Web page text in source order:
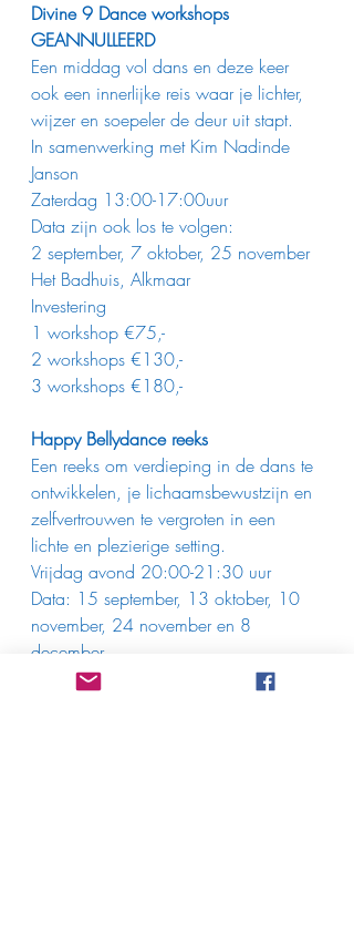
Divine 9 Dance workshops
GEANNULLEERD
Een middag vol dans en deze keer
ook een innerlijke reis waar je lichter,
wijzer en soepeler de deur uit stapt.
In samenwerking met Kim Nadinde
Janson
Zaterdag 13:00-17:00uur
Data zijn ook los te volgen:
2 september, 7 oktober, 25 november
Het Badhuis, Alkmaar
Investering
1 workshop €75,-
2 workshops €130,-
3 workshops €180,-
Happy Bellydance reeks
Een reeks om verdieping in de dans te
ontwikkelen, je lichaamsbewustzijn en
zelfvertrouwen te vergroten in een
lichte en plezierige setting.
Vrijdag avond 20:00-21:30 uur
Data: 15 september, 13 oktober, 10
november, 24 november en 8
december
Harmonie Bergen nh